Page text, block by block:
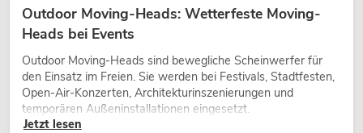
Outdoor Moving-Heads: Wetterfeste Moving-
Heads bei Events
Outdoor Moving-Heads sind bewegliche Scheinwerfer für
den Einsatz im Freien. Sie werden bei Festivals, Stadtfesten,
Open-Air-Konzerten, Architekturinszenierungen und
temporären Außeninstallationen eingesetzt.
Jetzt lesen